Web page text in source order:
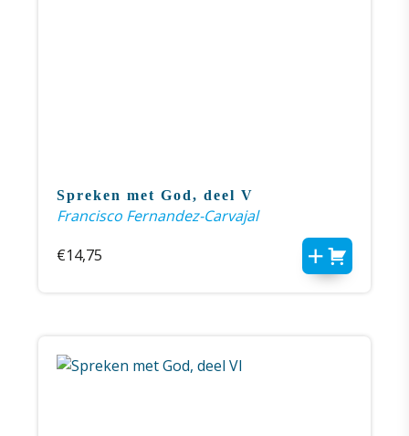
Spreken met God, deel V
Francisco Fernandez-Carvajal
€14,75